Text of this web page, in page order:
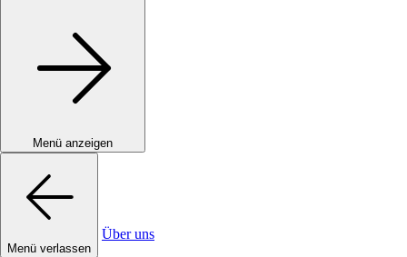
Menü anzeigen
Menü verlassen
Über uns